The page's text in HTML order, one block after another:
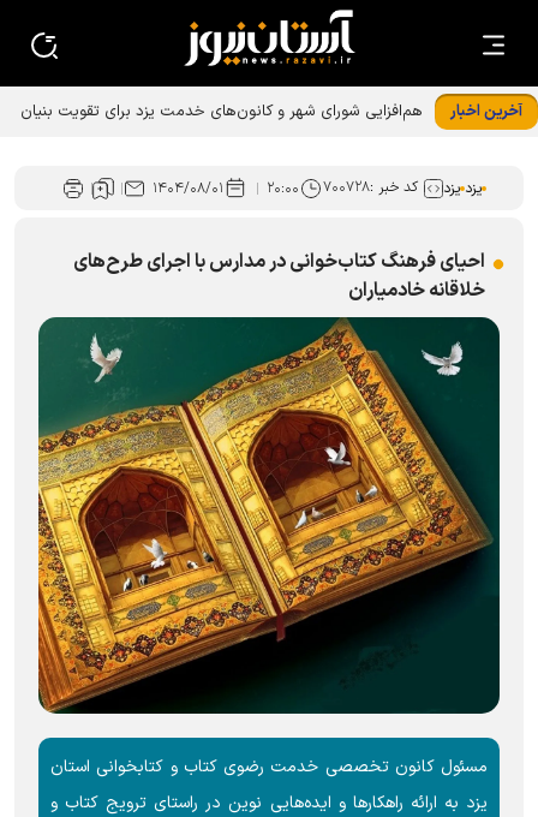
آخرین اخبار
هم‌افزایی شورای شهر و کانون‌های خدمت یزد برای تقویت بنیان
یزد یزد کد خبر :۷۰۰۷۲۸ ۲۰:۰۰ ۱۴۰۴/۰۸/۰۱
احیای فرهنگ کتاب‌خوانی در مدارس با اجرای طرح‌های
خلاقانه خادمیاران
مسئول کانون تخصصی خدمت رضوی کتاب و کتابخوانی استان
یزد به ارائه راهکار‌ها و ایده‌هایی نوین در راستای ترویج کتاب و